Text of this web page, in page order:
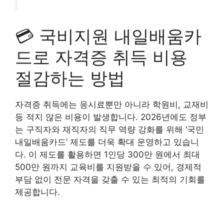
💳 국비지원 내일배움카
드로 자격증 취득 비용
절감하는 방법
자격증 취득에는 응시료뿐만 아니라 학원비, 교재비
등 적지 않은 비용이 발생합니다. 2026년에도 정부
는 구직자와 재직자의 직무 역량 강화를 위해 ‘국민
내일배움카드’ 제도를 더욱 확대 운영하고 있습니
다. 이 제도를 활용하면 1인당 300만 원에서 최대
500만 원까지 교육비를 지원받을 수 있어, 경제적
부담 없이 전문 자격을 갖출 수 있는 최적의 기회를
제공합니다.